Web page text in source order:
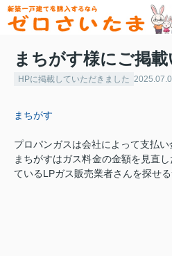
まちがす様にご掲
HPに掲載していただきました
まちがす
プロパンガスは会社によって支払い
まちがすはガス料金の金額を見直
ているLPガス販売業者さんを探せる